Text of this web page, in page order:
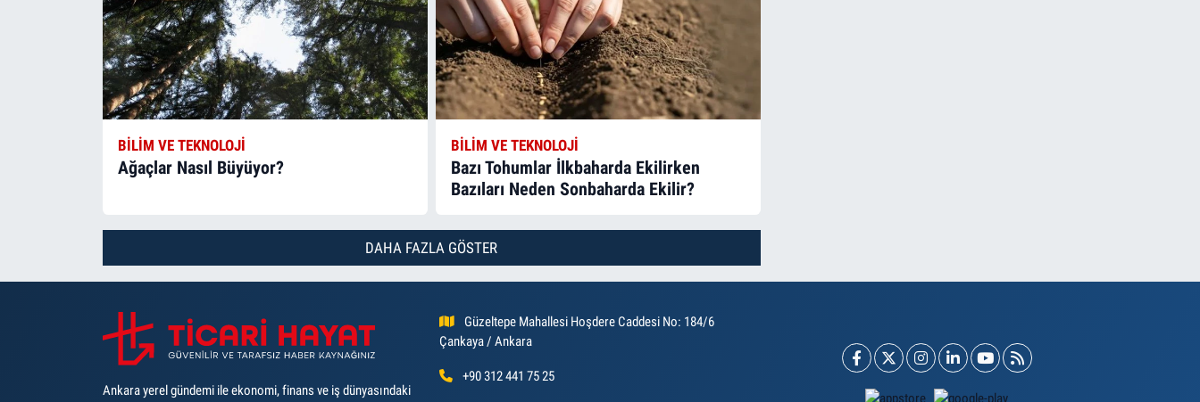
BILIM VE TEKNOLOJI
Ağaçlar Nasıl Büyüyor?
BILIM VE TEKNOLOJI
Bazı Tohumlar İlkbaharda Ekilirken
Bazıları Neden Sonbaharda Ekilir?
DAHA FAZLA GÖSTER
Ankara yerel gündemi ile ekonomi, finans ve iş dünyasındaki
Güzeltepe Mahallesi Hoşdere Caddesi No: 184/6
Çankaya / Ankara
+90 312 441 75 25